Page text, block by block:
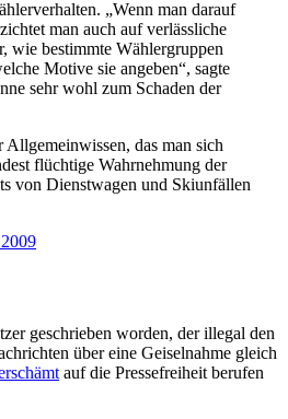
„Wenn man darauf
man auch auf verlässliche
wie bestimmte Wählergruppen
Motive sie angeben“, sagte
sehr wohl zum Schaden der
das man sich
flüchtige Wahrnehmung der
von Dienstwagen und Skiunfällen
geschrieben worden, der illegal den
über eine Geiselnahme gleich
auf die Pressefreiheit berufen